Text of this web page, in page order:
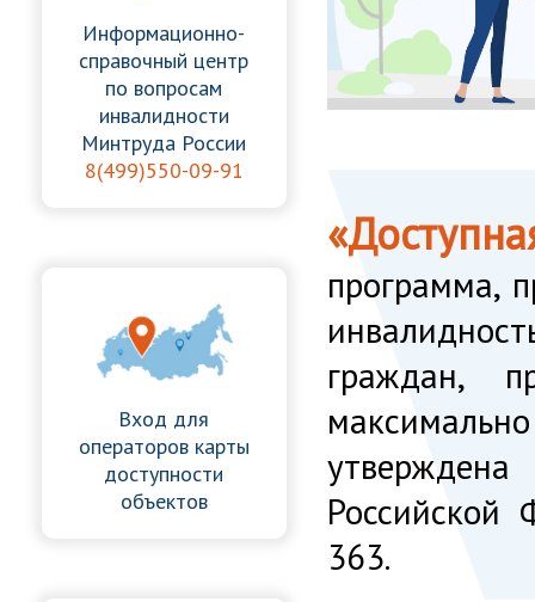
Информационно-
справочный центр
по вопросам
инвалидности
Минтруда России
8(499)550-09-91
Вход для
операторов карты
доступности
объектов
программа,
граждан,
363.